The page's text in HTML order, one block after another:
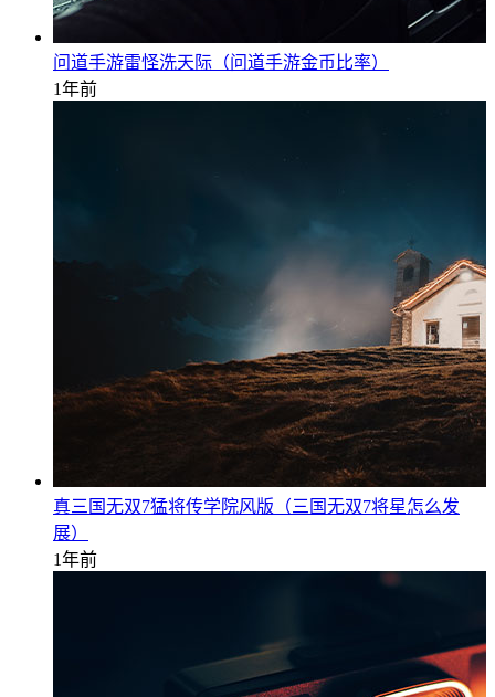
问道手游雷怪洗天际（问道手游金币比率）
1年前
真三国无双7猛将传学院风版（三国无双7将星怎么发
展）
1年前